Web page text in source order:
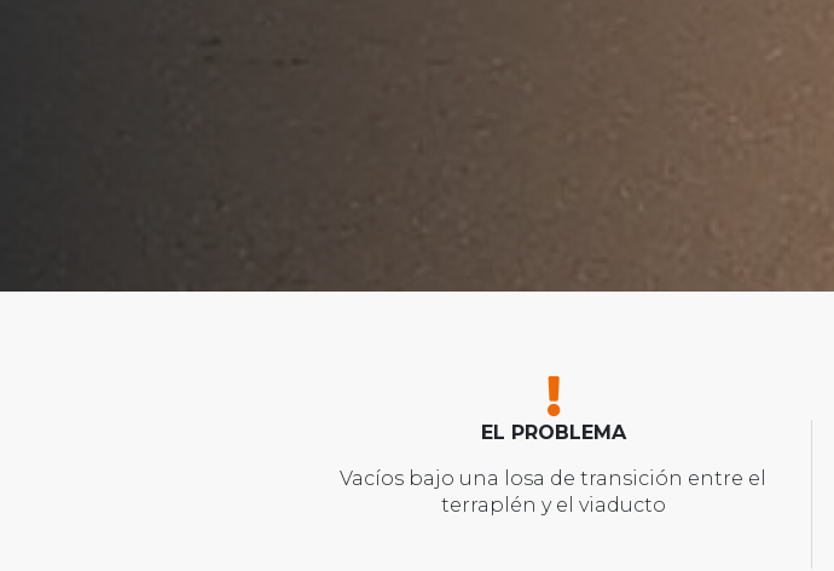
EL PROBLEMA
Vacíos bajo una losa de transición entre el
terraplén y el viaducto